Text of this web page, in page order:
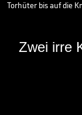
Torhüter bis auf die
Zwei irre